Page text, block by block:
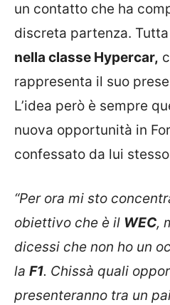
un contatto che ha
discreta partenza.
nella classe Hypercar,
rappresenta il suo
L’idea però è sempre
nuova opportunità in
confessato da lui
“Per ora mi sto
obiettivo che è il WEC,
dicessi che non ho un
la F1. Chissà quali
presenteranno tra un